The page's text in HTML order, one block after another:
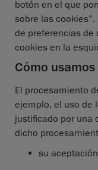
botón en el que
sobre las
de preferencias de
cookies en la
Cómo
El procesamiento
ejemplo, el uso de
justificado por una
dicho
su